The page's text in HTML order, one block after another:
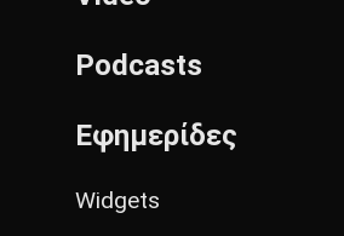
Podcasts
Εφημερίδες
Widgets